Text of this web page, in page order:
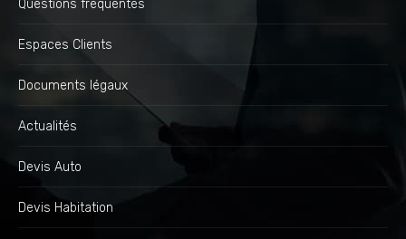
Questions fréquentes
Espaces Clients
Documents légaux
Actualités
Devis Auto
Devis Habitation